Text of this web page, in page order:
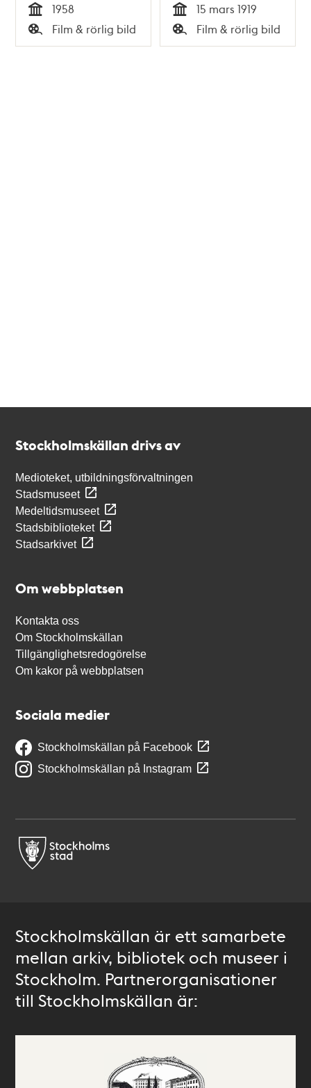
Tid
1958
Typ
Film & rörlig bild Tid
15 mars 1919
Typ
Film & rörlig bild
Stockholmskällan drivs av
Medioteket, utbildningsförvaltningen
Stadsmuseet
Medeltidsmuseet
Stadsbiblioteket
Stadsarkivet
Om webbplatsen
Kontakta oss
Om Stockholmskällan
Tillgänglighetsredogörelse
Om kakor på webbplatsen
Sociala medier
Stockholmskällan på Facebook
Stockholmskällan på Instagram
Stockholmskällan är ett samarbete
mellan arkiv, bibliotek och museer i
Stockholm. Partnerorganisationer
till Stockholmskällan är: